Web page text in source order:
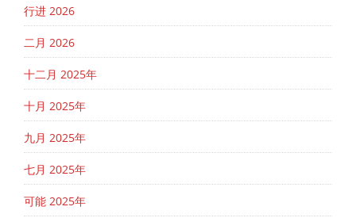
行进 2026
二月 2026
十二月 2025年
十月 2025年
九月 2025年
七月 2025年
可能 2025年